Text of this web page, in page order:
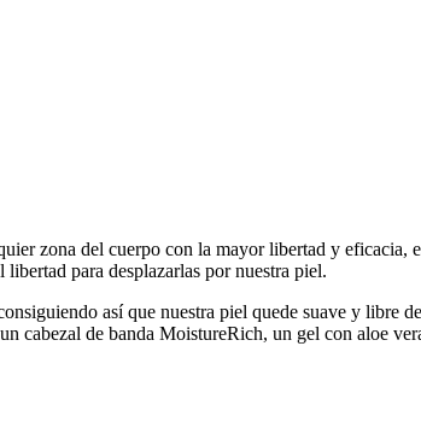
zona del cuerpo con la mayor libertad y eficacia,
para desplazarlas por nuestra piel.
así que nuestra piel quede suave y libre
cabezal de banda MoistureRich, un gel con aloe